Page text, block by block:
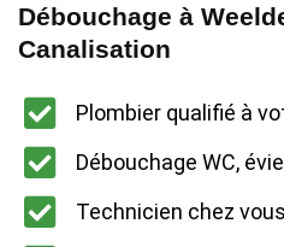
Débouchage à
Canalisation
Plombier qualifié à
Débouchage WC,
Technicien chez